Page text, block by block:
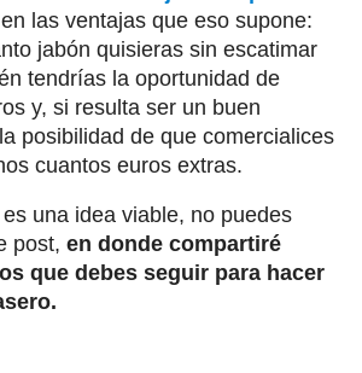
las ventajas que eso supone:
jabón quisieras sin escatimar
tendrías la oportunidad de
y, si resulta ser un buen
posibilidad de que comercialices
cuantos euros extras.
una idea viable, no puedes
post, en donde compartiré
que debes seguir para hacer